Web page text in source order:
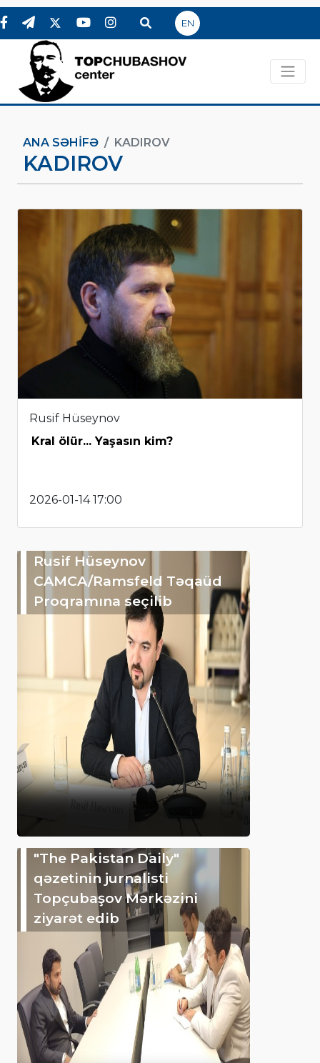
EN
ANA SƏHIFƏ KADIROV
KADIROV
Rusif Hüseynov
Kral ölür... Yaşasın kim?
2026-01-14 17:00
Rusif Hüseynov
CAMCA/Ramsfeld Təqaüd
Proqramına seçilib
"The Pakistan Daily"
qəzetinin jurnalisti
Topçubaşov Mərkəzini
ziyarət edib